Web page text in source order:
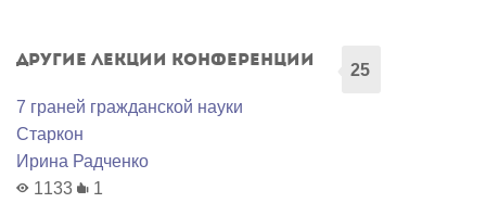
Другие лекции конференции
25
7 граней гражданской науки
Старкон
Ирина Радченко
1133
1